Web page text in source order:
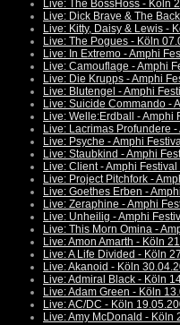
Live: The BossHoss - Köln
Live: Dick Brave & The
Live: Kitty, Daisy & Lewis -
Live: The Pogues - Köln
Live: In Extremo - Amphi
Live: Camouflage - Amphi
Live: Die Krupps - Amphi
Live: Blutengel - Amphi
Live: Suicide Commando -
Live: Welle:Erdball -
Live: Lacrimas Profundere
Live: Psyche - Amphi
Live: Staubkind - Amphi
Live: Client - Amphi
Live: Project Pitchfork -
Live: Goethes Erben -
Live: Zeraphine - Amphi
Live: Unheilig - Amphi
Live: This Morn Omina -
Live: Amon Amarth - Köln
Live: A Life Divided - Köln
Live: Akanoid - Köln
Live: Admiral Black - Köln
Live: Adam Green - Köln
Live: AC/DC - Köln
Live: Amy McDonald - Köln